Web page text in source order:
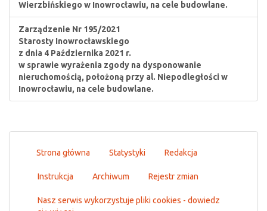
Wierzbińskiego w Inowrocławiu, na cele budowlane.
Zarządzenie Nr 195/2021
Starosty Inowrocławskiego
z dnia 4 Października 2021 r.
w sprawie wyrażenia zgody na dysponowanie
nieruchomością, położoną przy al. Niepodległości w
Inowrocławiu, na cele budowlane.
Strona główna Statystyki Redakcja
Instrukcja Archiwum Rejestr zmian
Nasz serwis wykorzystuje pliki cookies - dowiedz